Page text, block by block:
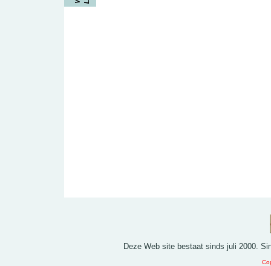
Deze Web site bestaat sinds juli 2000.